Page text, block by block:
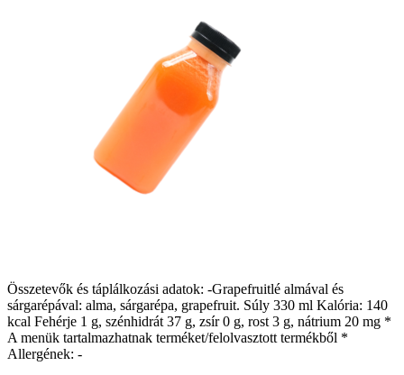
Összetevők és táplálkozási adatok: -Grapefruitlé almával és
sárgarépával: alma, sárgarépa, grapefruit. Súly 330 ml Kalória: 140
kcal Fehérje 1 g, szénhidrát 37 g, zsír 0 g, rost 3 g, nátrium 20 mg *
A menük tartalmazhatnak terméket/felolvasztott termékből *
Allergének: -